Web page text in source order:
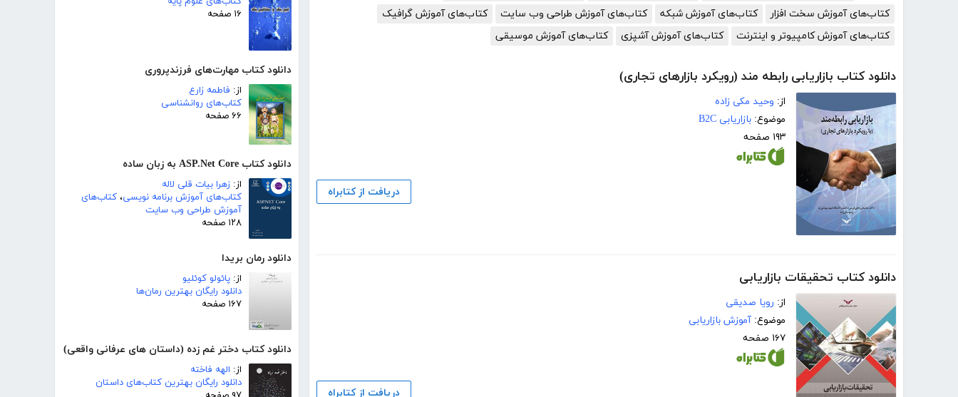
۱۶ صفحه
دانلود کتاب مهارت‌های فرزندپروری
از: فاطمه زارع
کتاب‌های روانشناسی
۶۶ صفحه
دانلود کتاب ASP.Net Core به زبان ساده
از: زهرا بیات قلی لاله
کتاب‌های آموزش برنامه نویسی، کتاب‌های
آموزش طراحی وب سایت
۱۲۸ صفحه
دانلود رمان بریدا
از: پائولو کوئلیو
دانلود رایگان بهترین رمان‌ها
۱۶۷ صفحه
دانلود کتاب دختر غم زده (داستان های عرفانی واقعی)
از: الهه فاخته
دانلود رایگان بهترین کتاب‌های داستان
کتاب‌های آموزش سخت افزار
کتاب‌های آموزش شبکه کتاب‌های آموزش طراحی وب سایت
کتاب‌های آموزش گرافیک
کتاب‌های آموزش کامپیوتر و اینترنت
کتاب‌های آموزش آشپزی کتاب‌های آموزش موسیقی
دانلود کتاب بازاریابی رابطه مند (رویکرد بازارهای تجاری)
از: وحید مکی زاده
موضوع: بازاریابی B2C
۱۹۳ صفحه
دریافت از کتابراه
دانلود کتاب تحقیقات بازاریابی
از: رویا صدیقی
موضوع: آموزش بازاریابی
۱۶۷ صفحه
دریافت از کتابراه